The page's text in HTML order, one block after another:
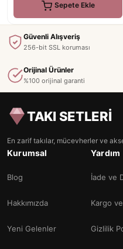
Sepete Ekle
Güvenli Alışveriş
256-bit SSL koruması
Orijinal Ürünler
%100 orijinal garanti
TAKI SETLERİ
En zarif takılar, mücevherler ve
Kurumsal
Blog
Hakkımızda
Yeni Gelenler
Yardım
İade ve
Kargo
Gizlilik